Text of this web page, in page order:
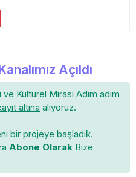
Açıldı
ve Kültürel Mirası Adım adım
altına alıyoruz.
bir projeye başladık.
Abone Olarak Bize